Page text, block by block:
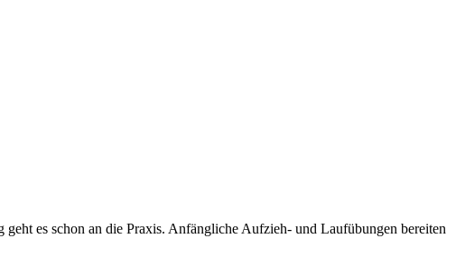
es schon an die Praxis. Anfängliche Aufzieh- und Laufübungen bereiten